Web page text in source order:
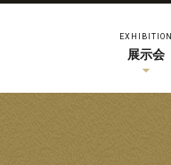
EXHIBITION
展示会